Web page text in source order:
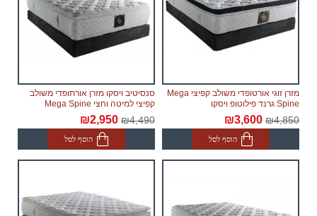
מזרן זוגי אורטופדי משולב קפיצי Mega
Spine גרנד פילוטופ ויסקו
₪4,850
₪3,600
הוסף לסל
סנסיטיב ויסקו מזרן אורתופדי משולב
קפיצי למיטה וחצי Mega Spine
₪4,490
₪2,950
הוסף לסל